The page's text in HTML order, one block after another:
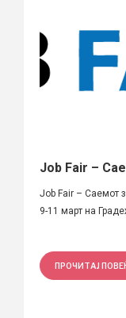
Job Fair –
Job Fair – Саемот
9-11 март на
ПРОЧИТАЈ